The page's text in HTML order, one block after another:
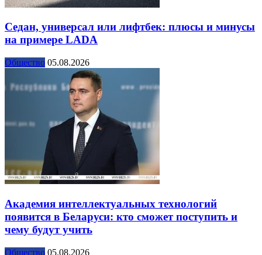
Седан, универсал или лифтбек: плюсы и минусы
на примере LADA
Общество 05.08.2026
Академия интеллектуальных технологий
появится в Беларуси: кто сможет поступить и
чему будут учить
Общество 05.08.2026